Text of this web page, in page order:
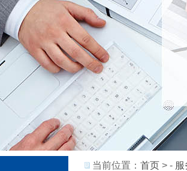
当前位置： 首页 > -